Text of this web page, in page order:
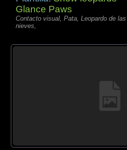
Glance Paws
Contacto visual, Pata, Leopardo de las
nieves,